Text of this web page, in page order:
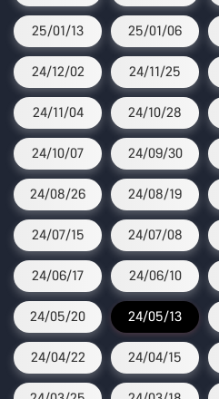
25/01/13 25/01/06
24/12/02 24/11/25
24/11/04 24/10/28
24/10/07 24/09/30
24/08/26 24/08/19
24/07/15 24/07/08
24/06/17 24/06/10
24/05/20 24/05/13
24/04/22 24/04/15